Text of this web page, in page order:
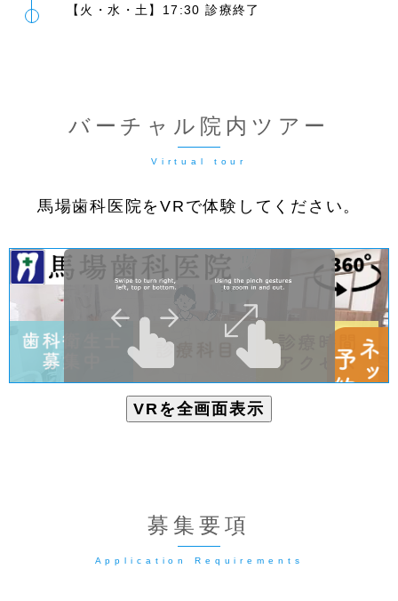
【火・水・土】17:30 診療終了
バーチャル院内ツアー
馬場歯科医院をVRで体験してください。
VRを全画面表示
募集要項